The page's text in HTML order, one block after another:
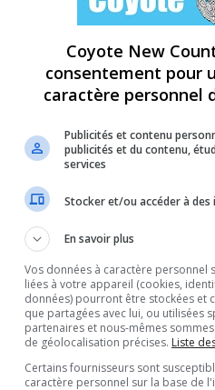
Coyote New
consentement pour
caractère personnel
Publicités et contenu
publicités et du contenu,
services
Stocker et/ou accéder à
En savoir plus
Vos données à caractère
liées à votre appareil (cookies,
données) pourront être stockées et
que partagées avec lui, ou utilisées
partenaires et nous-mêmes
de géolocalisation précises. Liste
Certains fournisseurs sont
caractère personnel sur la base de